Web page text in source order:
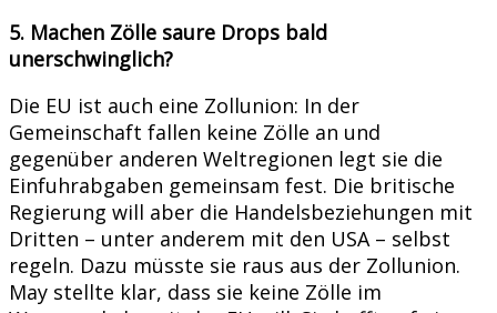
5. Machen Zölle saure Drops bald
unerschwinglich?
Die EU ist auch eine Zollunion: In der
Gemeinschaft fallen keine Zölle an und
gegenüber anderen Weltregionen legt sie die
Einfuhrabgaben gemeinsam fest. Die britische
Regierung will aber die Handelsbeziehungen mit
Dritten – unter anderem mit den USA – selbst
regeln. Dazu müsste sie raus aus der Zollunion.
May stellte klar, dass sie keine Zölle im